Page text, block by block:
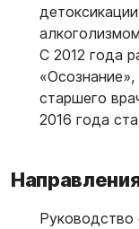
С 2012 года
старшего
2016 года
Руководство